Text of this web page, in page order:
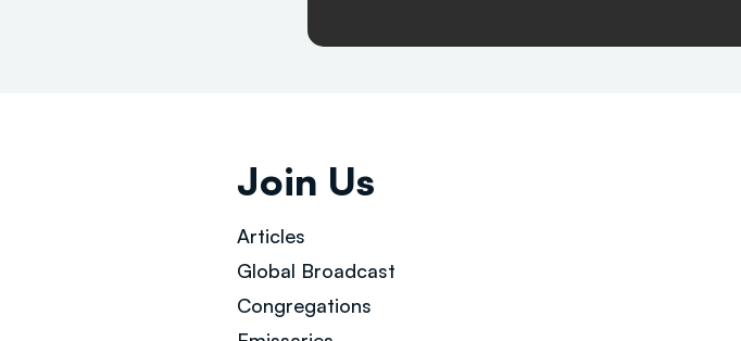
Join Us
Articles
Global Broadcast
Congregations